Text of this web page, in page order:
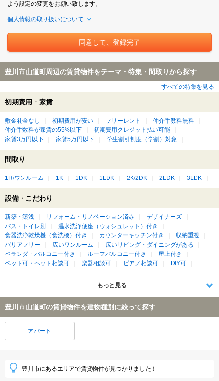
よう設定の変更をお願い致します。
個人情報の取り扱いについて
豊川市山道町周辺の賃貸物件をテーマ・特集・間取りから探す
すべての特集を見る
初期費用・家賃
敷金礼金なし 初期費用が安い フリーレント
仲介手数料無料
仲介手数料が家賃の55%以下
初期費用クレジット払い可能
家賃3万円以下
家賃5万円以下 学生割引制度（学割）対象
間取り
1R/ワンルーム 1K 1DK 1LDK 2K/2DK 2LDK 3LDK
設備・こだわり
新築・築浅 リフォーム・リノベーション済み
デザイナーズ
バス・トイレ別
温水洗浄便座（ウォシュレット）付き
食器洗浄乾燥機（食洗機）付き
カウンターキッチン付き
収納重視
バリアフリー
広いワンルーム
広いリビング・ダイニングがある
ベランダ・バルコニー付き
ルーフバルコニー付き
屋上付き
ペット可・ペット相談可
楽器相談可 ピアノ相談可 DIY可
もっと見る
豊川市山道町の賃貸物件を建物種別に絞って探す
アパート
豊川市にあるエリアで賃貸物件が見つかりました！